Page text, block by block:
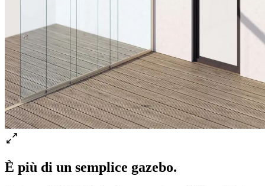
È più di un semplice gazebo.